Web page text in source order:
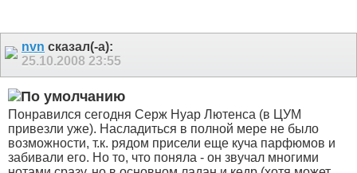
nvn сказал(-а):
25.10.2008 23:55
Понравился сегодня Серж Нуар Лютенса (в ЦУМ
привезли уже). Насладиться в полной мере не было
возможности, т.к. рядом присели еще куча парфюмов и
забивали его. Но то, что поняла - он звучал многими